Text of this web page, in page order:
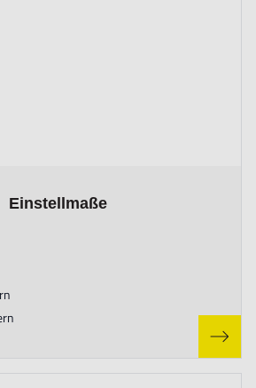
Einstellmaße
on the options chosen on the product page